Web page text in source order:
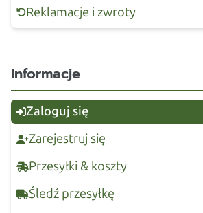
Reklamacje i zwroty
Informacje
Zaloguj się
Zarejestruj się
Przesyłki & koszty
Śledź przesyłkę